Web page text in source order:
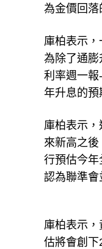
為金價回落
庫柏表示
為除了通
利率週一
年升息的預
庫柏表示
來新高之
行預估今
認為聯準會
庫柏表示
估將會創